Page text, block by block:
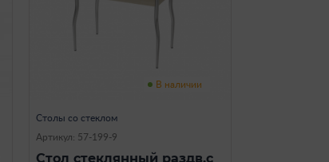
В наличии
Столы со стеклом
Артикул: 57-199-9
Стол стеклянный раздв.с